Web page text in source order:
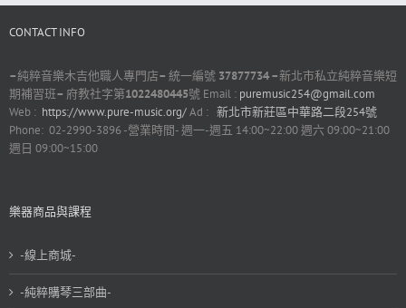
CONTACT INFO
–純粹音樂木吉他職人專門店– 統一編號 37877734 –新北市私立純粹音樂短
期補習班– 府教社字第1022480445號 Email : puremusic254@gmail.com
Web : https://www.pure-music.org/Ad : 新北市新莊區中華路二段254號
Phone: 02-2990-3896 -營業時間- 週一-週五 14:00~22:00 週六 09:00~21:00
週日 09:00~15:00
樂器商品與課程
-線上商城-
-純粹購琴三部曲-